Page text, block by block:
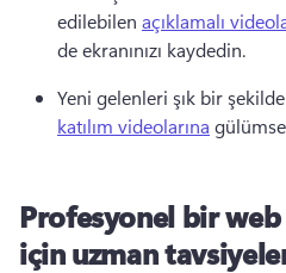
edilebilen açıklamalı
de ekranınızı kaydedin.
Yeni gelenleri şık bir
katılım videolarına
Profesyonel bir web
için uzman